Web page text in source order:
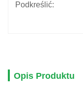
Podkreślić:
Opis Produktu